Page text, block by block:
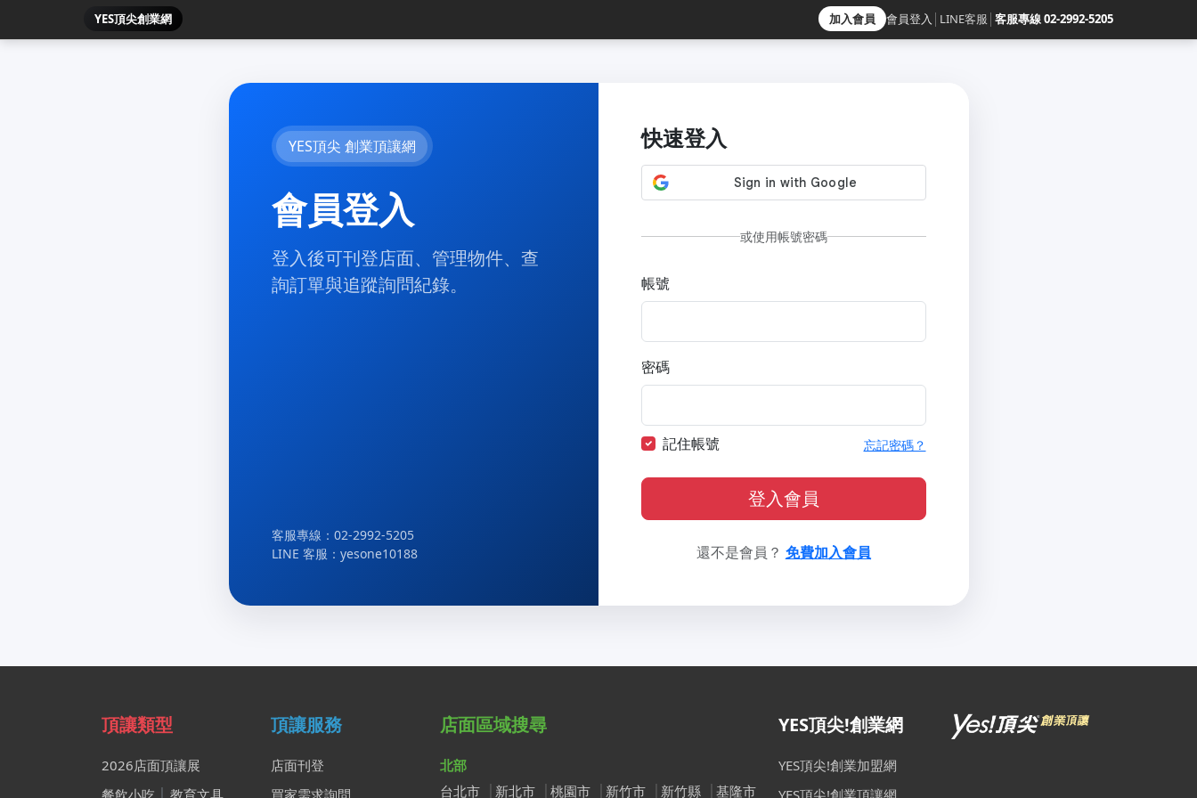
YES頂尖創業網 加入會員 會員登入 LINE客服 客服專線 02-2992-5205
YES頂尖 創業頂讓網
會員登入
登入後可刊登店面、管理物件、查
詢訂單與追蹤詢問紀錄。
客服專線：02-2992-5205
LINE 客服：yesone10188
快速登入
或使用帳號密碼
帳號
密碼
記住帳號 忘記密碼？
登入會員
還不是會員？ 免費加入會員
頂讓類型
2026店面頂讓展
餐飲小吃
教育文具
頂讓服務
店面刊登
買家需求詢問
店面區域搜尋
北部
台北市
新北市 桃園市 新竹市 新竹縣 基隆市
YES頂尖!創業網
YES頂尖!創業加盟網
YES頂尖!創業頂讓網